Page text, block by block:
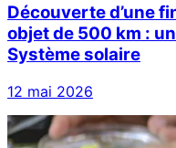
Découverte d’une
objet de 500 km :
Système solaire
12 mai 2026